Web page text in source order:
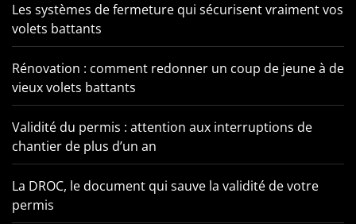
Les systèmes de fermeture qui sécurisent vraiment vos
volets battants
Rénovation : comment redonner un coup de jeune à de
vieux volets battants
Validité du permis : attention aux interruptions de
chantier de plus d’un an
La DROC, le document qui sauve la validité de votre
permis